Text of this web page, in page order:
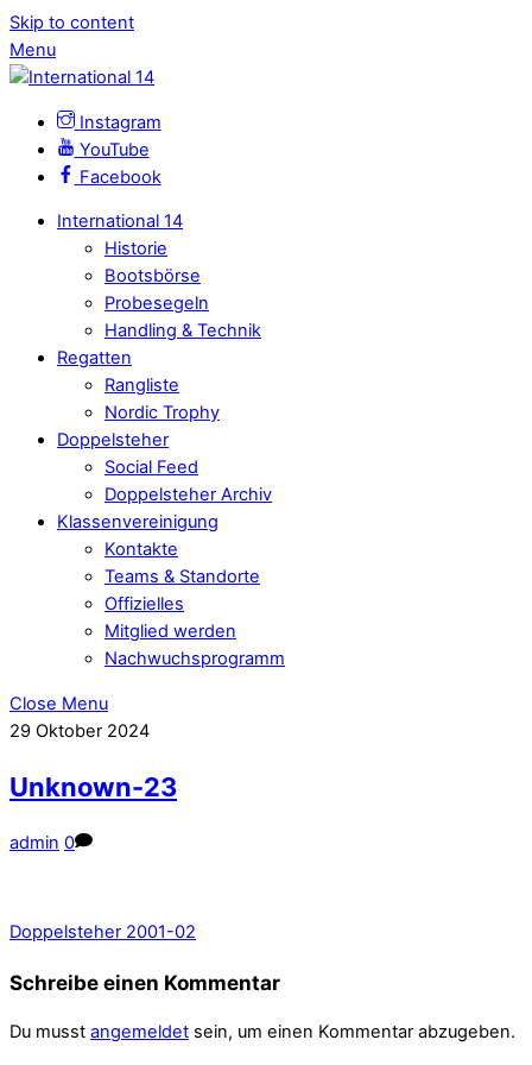
Skip to content
Menu
Instagram
YouTube
Facebook
International 14
Historie
Bootsbörse
Probesegeln
Handling & Technik
Regatten
Rangliste
Nordic Trophy
Doppelsteher
Social Feed
Doppelsteher Archiv
Klassenvereinigung
Kontakte
Teams & Standorte
Offizielles
Mitglied werden
Nachwuchsprogramm
Close Menu
29 Oktober 2024
Unknown-23
admin 0
Doppelsteher 2001-02
Schreibe einen Kommentar
Du musst angemeldet sein, um einen Kommentar abzugeben.